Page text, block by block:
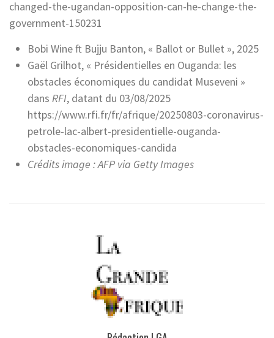
changed-the-ugandan-opposition-can-he-change-the-
government-150231
Bobi Wine ft Bujju Banton, « Ballot or Bullet », 2025
Gaël Grilhot, « Présidentielles en Ouganda: les
obstacles économiques du candidat Museveni »
dans RFI, datant du 03/08/2025
https://www.rfi.fr/fr/afrique/20250803-coronavirus-
petrole-lac-albert-presidentielle-ouganda-
obstacles-economiques-candida
Crédits image : AFP via Getty Images